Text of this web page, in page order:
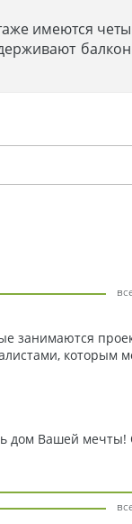
имеются
занимаются
которым
дом Вашей